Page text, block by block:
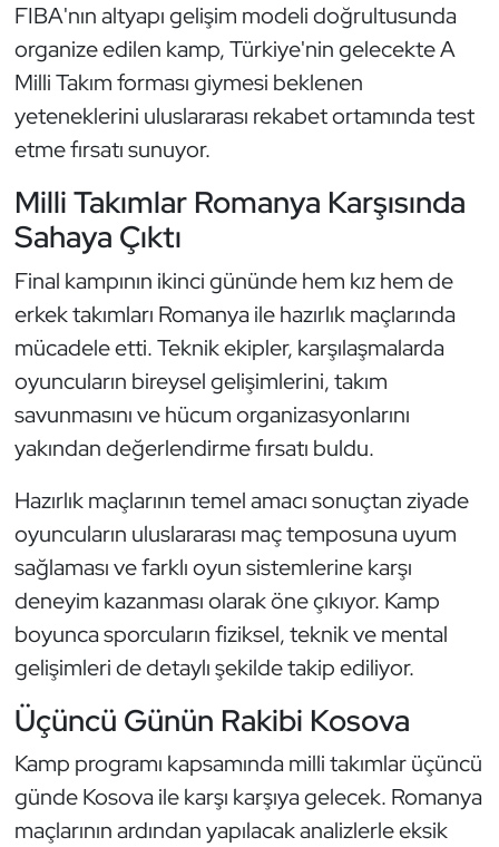
FIBA'nın altyapı gelişim modeli doğrultusunda
organize edilen kamp, Türkiye'nin gelecekte A
Milli Takım forması giymesi beklenen
yeteneklerini uluslararası rekabet ortamında test
etme fırsatı sunuyor.
Milli Takımlar Romanya Karşısında
Sahaya Çıktı
Final kampının ikinci gününde hem kız hem de
erkek takımları Romanya ile hazırlık maçlarında
mücadele etti. Teknik ekipler, karşılaşmalarda
oyuncuların bireysel gelişimlerini, takım
savunmasını ve hücum organizasyonlarını
yakından değerlendirme fırsatı buldu.
Hazırlık maçlarının temel amacı sonuçtan ziyade
oyuncuların uluslararası maç temposuna uyum
sağlaması ve farklı oyun sistemlerine karşı
deneyim kazanması olarak öne çıkıyor. Kamp
boyunca sporcuların fiziksel, teknik ve mental
gelişimleri de detaylı şekilde takip ediliyor.
Üçüncü Günün Rakibi Kosova
Kamp programı kapsamında milli takımlar üçüncü
günde Kosova ile karşı karşıya gelecek. Romanya
maçlarının ardından yapılacak analizlerle eksik
Hentbol
İşitme Engelli Sporcular
Judo ve Kuraş
Kano ve Rafting
Karate
Kayak
Kempo
Kick Boks
Masa Tenisi
Modern Pentatlon
Motor Sporları
Muay Thai
Okçuluk
Optimist